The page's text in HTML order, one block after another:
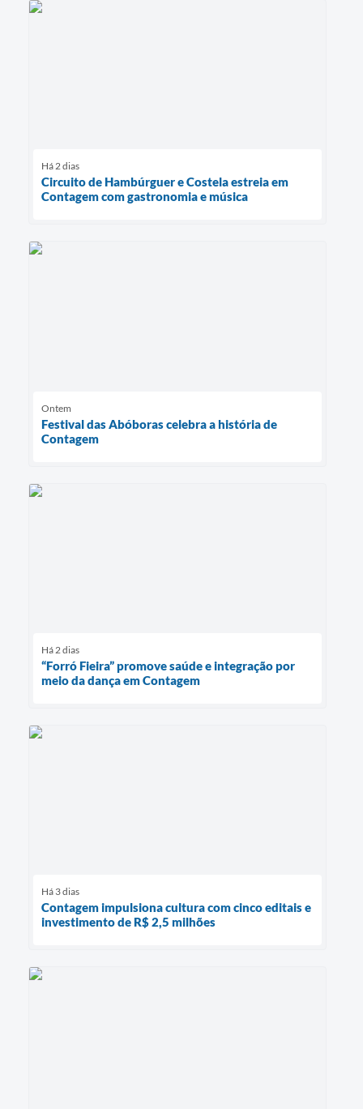
Há 2 dias
Circuito de Hambúrguer e Costela estreia em
Contagem com gastronomia e música
Ontem
Festival das Abóboras celebra a história de
Contagem
Há 2 dias
“Forró Fieira” promove saúde e integração por
meio da dança em Contagem
Há 3 dias
Contagem impulsiona cultura com cinco editais e
investimento de R$ 2,5 milhões